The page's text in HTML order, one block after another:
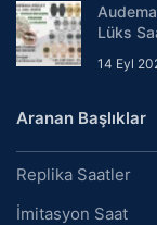
Lüks
14 Eyl
Aranan Başlıklar
Replika Saatler
İmitasyon Saat